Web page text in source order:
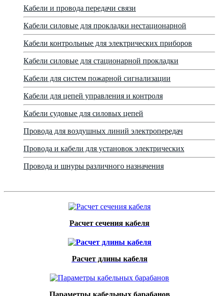
Кабели и провода передачи связи
Кабели силовые для прокладки нестационарной
Кабели контрольные для электрических приборов
Кабели силовые для стационарной прокладки
Кабели для систем пожарной сигнализации
Кабели для цепей управления и контроля
Кабели судовые для силовых цепей
Провода для воздушных линий электропередач
Провода и кабели для установок электрических
Провода и шнуры различного назначения
Расчет сечения кабеля
Расчет длины кабеля
Параметры кабельных барабанов